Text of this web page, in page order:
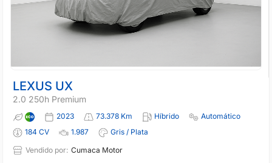
LEXUS UX
2.0 250h Premium
2023 73.378 Km Híbrido
Automático
184 CV
1.987
Gris / Plata
Vendido por: Cumaca Motor